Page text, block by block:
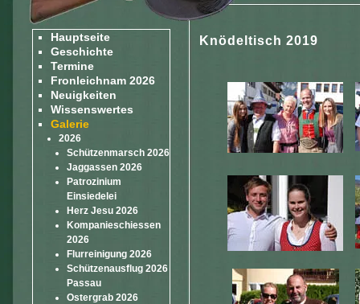
Hauptseite
Geschichte
Termine
Fronleichnam 2026
Neuigkeiten
Wissenswertes
Galerie
2026
Schützenmarsch 2026
Jaggassen 2026
Patrozinium
Einsiedelei
Herz Jesu 2026
Kompanieschiessen
2026
Flurreinigung 2026
Schützenausflug 2026
Passau
Ostergrab 2026
Knödeltisch 2019